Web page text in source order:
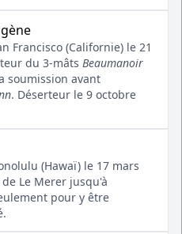
Francisco (Californie) le 21
du 3-mâts Beaumanoir
soumission avant
. Déserteur le 9 octobre
(Hawaï) le 17 mars
Le Merer jusqu'à
pour y être